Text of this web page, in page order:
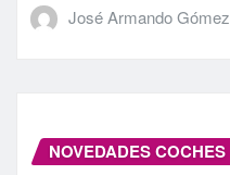
José Armando Gómez
NOVEDADES COCHES